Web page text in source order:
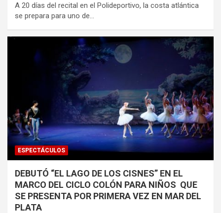
A 20 días del recital en el Polideportivo, la costa atlántica
se prepara para uno de…
ESPECTÁCULOS
DEBUTÓ “EL LAGO DE LOS CISNES” EN EL
MARCO DEL CICLO COLÓN PARA NIÑOS QUE
SE PRESENTA POR PRIMERA VEZ EN MAR DEL
PLATA